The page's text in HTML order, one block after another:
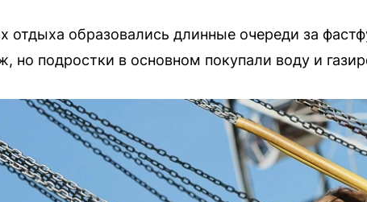
отдыха образовались длинные очереди за
но подростки в основном покупали воду и